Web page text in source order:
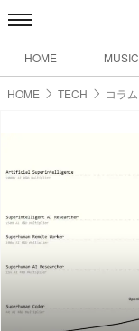
HOME MUSIC
HOME TECH コラム